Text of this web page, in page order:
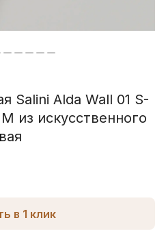
Salini Alda Wall 01 S-
из искусственного
в 1 клик